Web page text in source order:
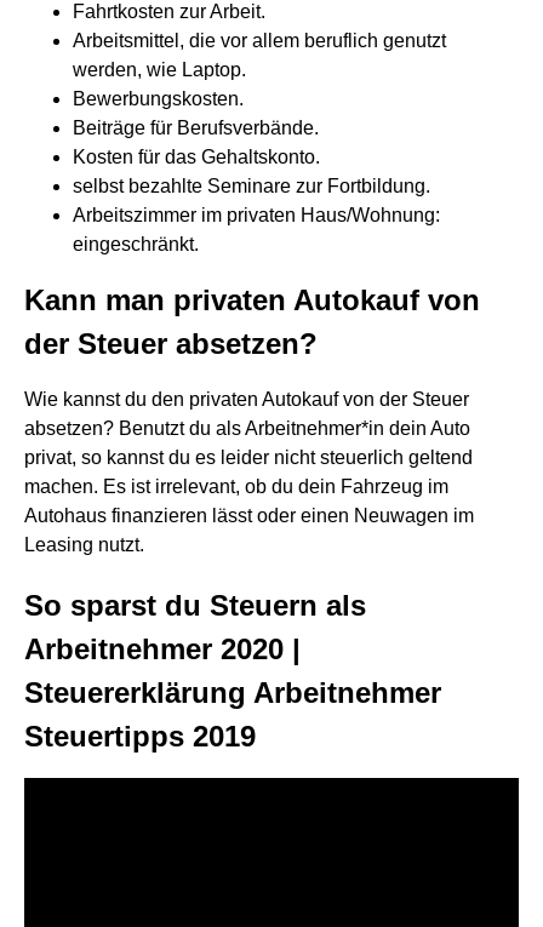
Fahrtkosten zur Arbeit.
Arbeitsmittel, die vor allem beruflich genutzt
werden, wie Laptop.
Bewerbungskosten.
Beiträge für Berufsverbände.
Kosten für das Gehaltskonto.
selbst bezahlte Seminare zur Fortbildung.
Arbeitszimmer im privaten Haus/Wohnung:
eingeschränkt.
Kann man privaten Autokauf von
der Steuer absetzen?
Wie kannst du den privaten Autokauf von der Steuer
absetzen? Benutzt du als Arbeitnehmer*in dein Auto
privat, so kannst du es leider nicht steuerlich geltend
machen. Es ist irrelevant, ob du dein Fahrzeug im
Autohaus finanzieren lässt oder einen Neuwagen im
Leasing nutzt.
So sparst du Steuern als
Arbeitnehmer 2020 |
Steuererklärung Arbeitnehmer
Steuertipps 2019